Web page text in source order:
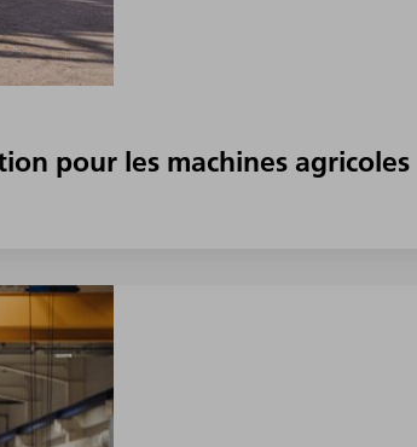
pour les machines agricoles